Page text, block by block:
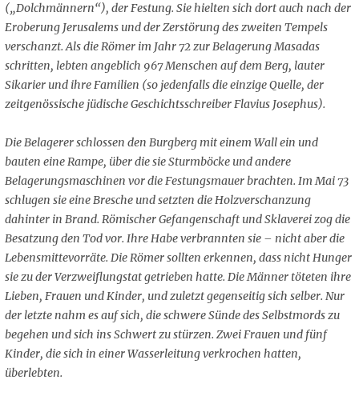
(„Dolchmännern“), der Festung. Sie hielten sich dort auch nach der
Eroberung Jerusalems und der Zerstörung des zweiten Tempels
verschanzt. Als die Römer im Jahr 72 zur Belagerung Masadas
schritten, lebten angeblich 967 Menschen auf dem Berg, lauter
Sikarier und ihre Familien (so jedenfalls die einzige Quelle, der
zeitgenössische jüdische Geschichtsschreiber Flavius Josephus).
Die Belagerer schlossen den Burgberg mit einem Wall ein und
bauten eine Rampe, über die sie Sturmböcke und andere
Belagerungsmaschinen vor die Festungsmauer brachten. Im Mai 73
schlugen sie eine Bresche und setzten die Holzverschanzung
dahinter in Brand. Römischer Gefangenschaft und Sklaverei zog die
Besatzung den Tod vor. Ihre Habe verbrannten sie – nicht aber die
Lebensmittevorräte. Die Römer sollten erkennen, dass nicht Hunger
sie zu der Verzweiflungstat getrieben hatte. Die Männer töteten ihre
Lieben, Frauen und Kinder, und zuletzt gegenseitig sich selber. Nur
der letzte nahm es auf sich, die schwere Sünde des Selbstmords zu
begehen und sich ins Schwert zu stürzen. Zwei Frauen und fünf
Kinder, die sich in einer Wasserleitung verkrochen hatten,
überlebten.